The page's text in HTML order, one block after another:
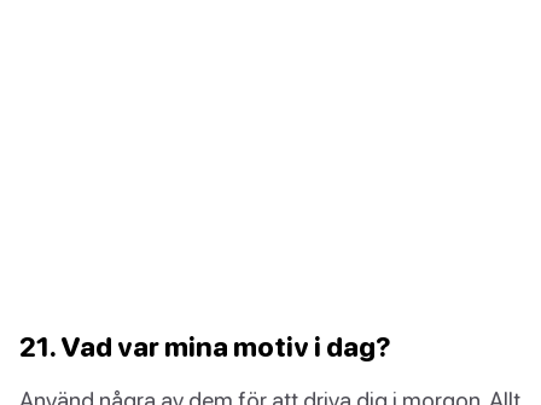
21. Vad var mina motiv i dag?